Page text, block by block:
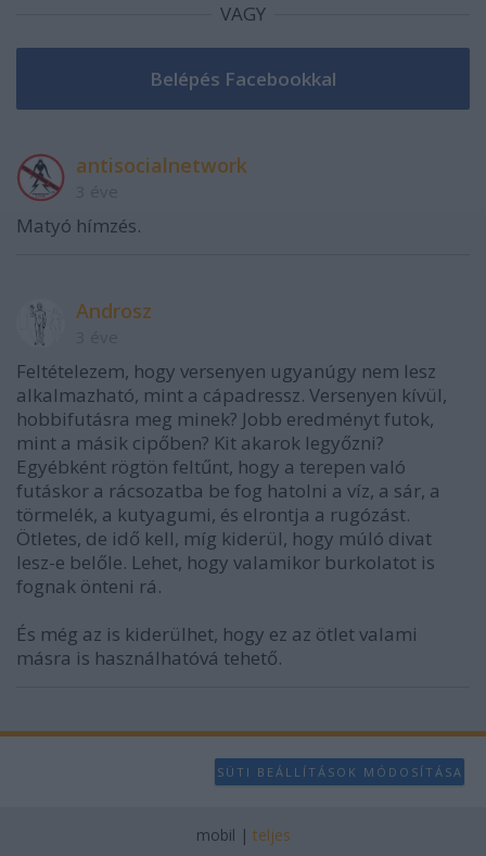
VAGY
antisocialnetwork
Matyó hímzés.
Androsz
Feltételezem, hogy versenyen ugyanúgy nem lesz
alkalmazható, mint a cápadressz. Versenyen kívül,
hobbifutásra meg minek? Jobb eredményt futok,
mint a másik cipőben? Kit akarok legyőzni?
Egyébként rögtön feltűnt, hogy a terepen való
futáskor a rácsozatba be fog hatolni a víz, a sár, a
törmelék, a kutyagumi, és elrontja a rugózást.
Ötletes, de idő kell, míg kiderül, hogy múló divat
lesz-e belőle. Lehet, hogy valamikor burkolatot is
fognak önteni rá.
És még az is kiderülhet, hogy ez az ötlet valami
másra is használhatóvá tehető.
SÜTI BEÁLLÍTÁSOK MÓDOSÍTÁSA
mobil | teljes